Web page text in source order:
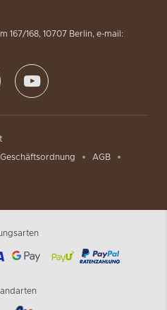
167/168, 10707 Berlin, e-mail:
Geschäftsordnung
AGB